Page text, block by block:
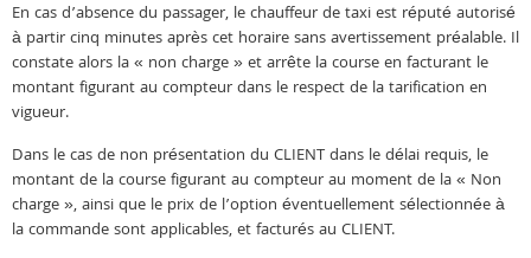
En cas d’absence du passager, le chauffeur de taxi est réputé autorisé
à partir cinq minutes après cet horaire sans avertissement préalable. Il
constate alors la « non charge » et arrête la course en facturant le
montant figurant au compteur dans le respect de la tarification en
vigueur.
Dans le cas de non présentation du CLIENT dans le délai requis, le
montant de la course figurant au compteur au moment de la « Non
charge », ainsi que le prix de l’option éventuellement sélectionnée à
la commande sont applicables, et facturés au CLIENT.